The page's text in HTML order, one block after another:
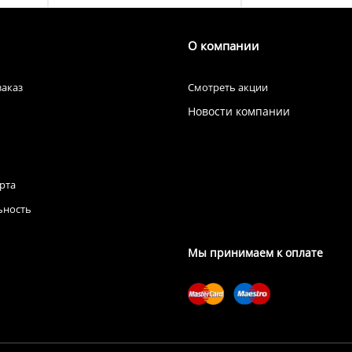
О компании
Смотреть акции
Новости компании
Мы принимаем к оплате